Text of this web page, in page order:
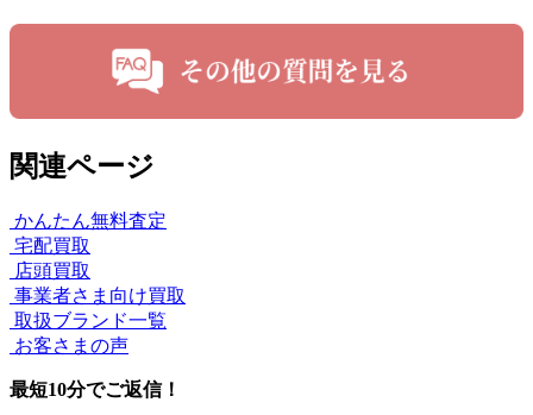
関連ページ
かんたん無料査定
宅配買取
店頭買取
事業者さま向け買取
取扱ブランド一覧
お客さまの声
最短10分でご返信！